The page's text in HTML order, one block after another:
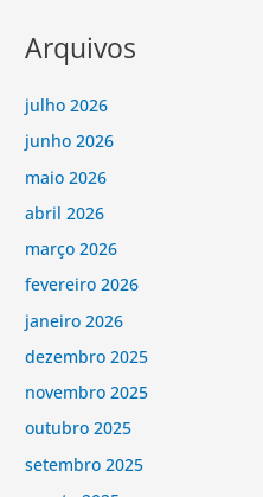
Arquivos
julho 2026
junho 2026
maio 2026
abril 2026
março 2026
fevereiro 2026
janeiro 2026
dezembro 2025
novembro 2025
outubro 2025
setembro 2025